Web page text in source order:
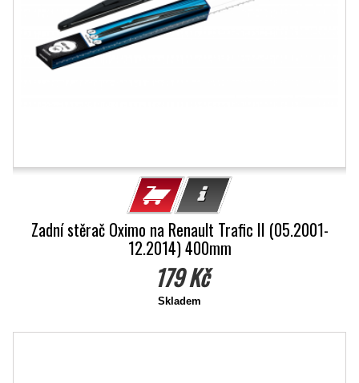
Zadní stěrač Oximo na Renault Trafic II (05.2001-
12.2014) 400mm
179 Kč
Skladem